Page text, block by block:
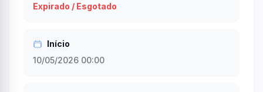
Expirado / Esgotado
Início
10/05/2026 00:00